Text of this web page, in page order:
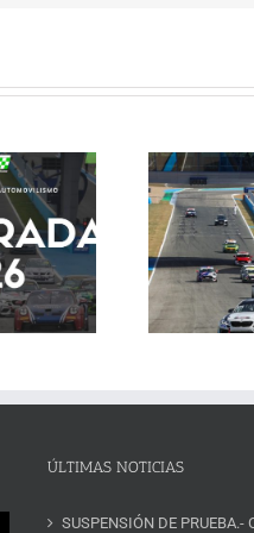
Porsche
Ibérica, Copa
Racer, duelos de
Circuito de Jerez
fin de semana
ÚLTIMAS NOTICIAS
SUSPENSIÓN DE PRUEBA.-